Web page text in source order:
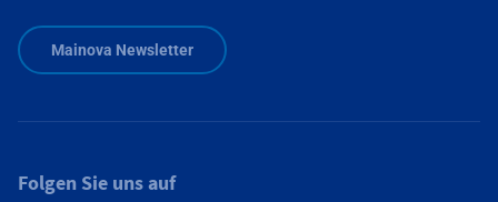
Mainova Newsletter
Folgen Sie uns auf